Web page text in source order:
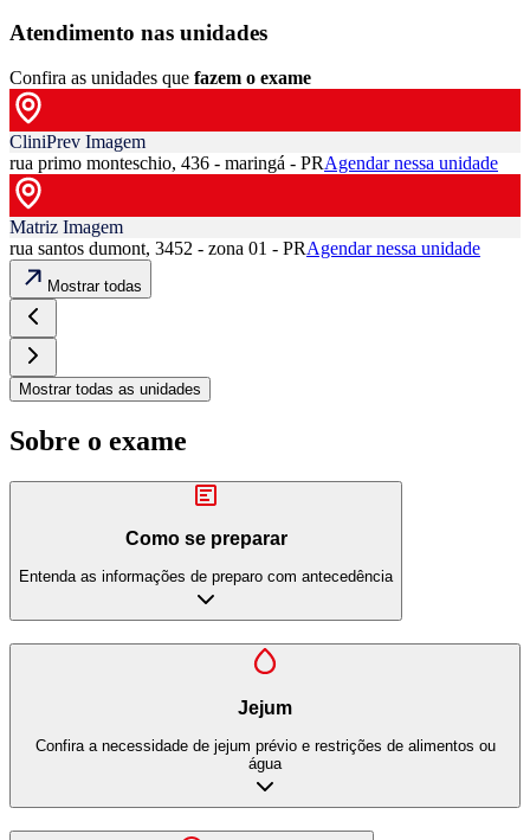
Atendimento nas unidades
Confira as unidades que fazem o exame
CliniPrev Imagem
rua primo monteschio, 436 - maringá - PRAgendar nessa unidade
Matriz Imagem
rua santos dumont, 3452 - zona 01 - PRAgendar nessa unidade
Mostrar todas
Mostrar todas as unidades
Sobre o exame
Como se preparar
Entenda as informações de preparo com antecedência
Jejum
Confira a necessidade de jejum prévio e restrições de alimentos ou
água